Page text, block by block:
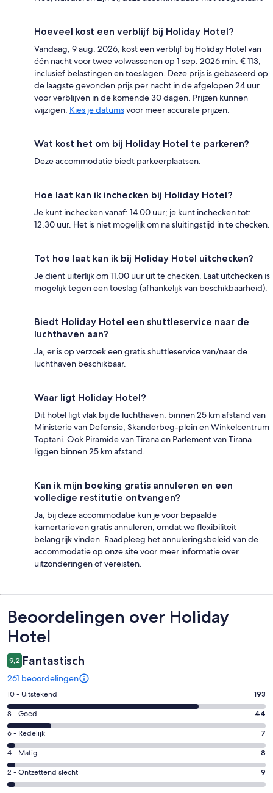
Hoeveel kost een verblijf bij Holiday Hotel?
Vandaag, 9 aug. 2026, kost een verblijf bij Holiday Hotel van
één nacht voor twee volwassenen op 1 sep. 2026 min. € 113,
inclusief belastingen en toeslagen. Deze prijs is gebaseerd op
de laagste gevonden prijs per nacht in de afgelopen 24 uur
voor verblijven in de komende 30 dagen. Prijzen kunnen
wijzigen. Kies je datumsvoor meer accurate prijzen.
Wat kost het om bij Holiday Hotel te parkeren?
Deze accommodatie biedt parkeerplaatsen.
Hoe laat kan ik inchecken bij Holiday Hotel?
Je kunt inchecken vanaf: 14.00 uur; je kunt inchecken tot:
12.30 uur. Het is niet mogelijk om na sluitingstijd in te checken.
Tot hoe laat kan ik bij Holiday Hotel uitchecken?
Je dient uiterlijk om 11.00 uur uit te checken. Laat uitchecken is
mogelijk tegen een toeslag (afhankelijk van beschikbaarheid).
Biedt Holiday Hotel een shuttleservice naar de
luchthaven aan?
Ja, er is op verzoek een gratis shuttleservice van/naar de
luchthaven beschikbaar.
Waar ligt Holiday Hotel?
Dit hotel ligt vlak bij de luchthaven, binnen 25 km afstand van
Ministerie van Defensie, Skanderbeg-plein en Winkelcentrum
Toptani. Ook Piramide van Tirana en Parlement van Tirana
liggen binnen 25 km afstand.
Kan ik mijn boeking gratis annuleren en een
volledige restitutie ontvangen?
Ja, bij deze accommodatie kun je voor bepaalde
kamertarieven gratis annuleren, omdat we flexibiliteit
belangrijk vinden. Raadpleeg het annuleringsbeleid van de
accommodatie op onze site voor meer informatie over
uitzonderingen of vereisten.
Beoordelingen
Beoordelingen over Holiday
Hotel
9,2 Fantastisch
261 beoordelingen
Gastenscore:
10
-
Uitstekend.
193
van
261
beoordelingen
10 - Uitstekend 193
Gastenscore:
8
-
Goed.
44
van
8 - Goed 44
Gastenscore:
6
-
Redelijk.
7
6 - Redelijk 7
Gastenscore:
4
-
4 - Matig 8
Gastenscore:
2
2 - Ontzettend slecht 9